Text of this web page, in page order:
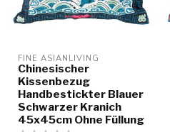
FINE ASIANLIVING
Chinesischer
Kissenbezug
Handbestickter Blauer
Schwarzer Kranich
45x45cm Ohne Füllung